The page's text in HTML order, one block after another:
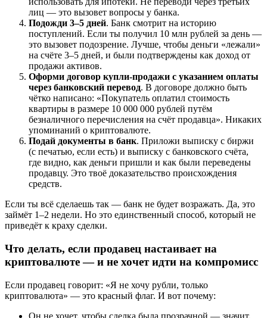
лиц — это вызовет вопросы у банка.
Подожди 3–5 дней. Банк смотрит на историю
поступлений. Если ты получил 10 млн рублей за день —
это вызовет подозрение. Лучше, чтобы деньги «лежали»
на счёте 3–5 дней, и были подтверждены как доход от
продажи активов.
Оформи договор купли-продажи с указанием оплаты
через банковский перевод. В договоре должно быть
чётко написано: «Покупатель оплатил стоимость
квартиры в размере 10 000 000 рублей путём
безналичного перечисления на счёт продавца». Никаких
упоминаний о криптовалюте.
Подай документы в банк. Приложи выписку с биржи
(с печатью, если есть) и выписку с банковского счёта,
где видно, как деньги пришли и как были переведены
продавцу. Это твоё доказательство происхождения
средств.
Если ты всё сделаешь так — банк не будет возражать. Да, это
займёт 1–2 недели. Но это единственный способ, который не
приведёт к краху сделки.
Что делать, если продавец настаивает на
криптовалюте — и не хочет идти на компромисс
Если продавец говорит: «Я не хочу рубли, только
криптовалюта» — это красный флаг. И вот почему:
Он не хочет, чтобы сделка была прозрачной — значит,